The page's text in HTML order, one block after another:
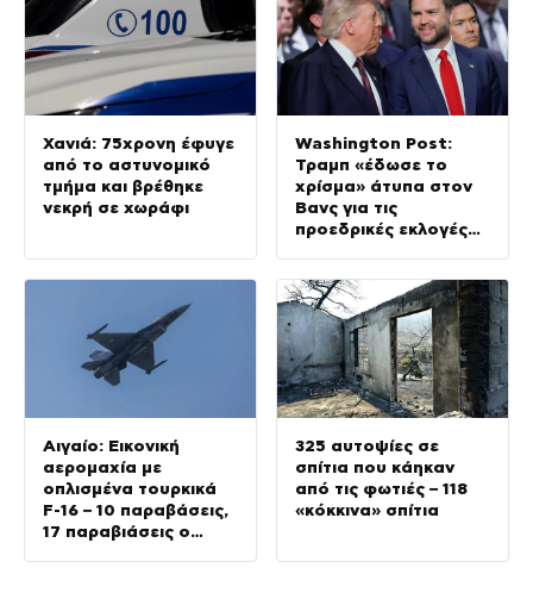
Χανιά: 75χρονη έφυγε
από το αστυνομικό
τμήμα και βρέθηκε
νεκρή σε χωράφι
Washington Post:
Τραμπ «έδωσε το
χρίσμα» άτυπα στον
Βανς για τις
προεδρικές εκλογές
Αιγαίο: Εικονική
αερομαχία με
οπλισμένα τουρκικά
F-16 – 10 παραβάσεις,
17 παραβιάσεις ο
325 αυτοψίες σε
σπίτια που κάηκαν
από τις φωτιές – 118
«κόκκινα» σπίτια